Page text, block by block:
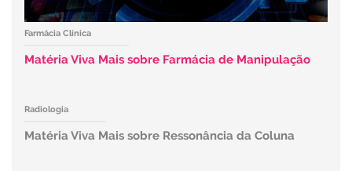
Farmácia Clínica
Matéria Viva Mais sobre Farmácia de Manipulação
Radiologia
Matéria Viva Mais sobre Ressonância da Coluna